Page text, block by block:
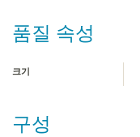
품질 속성
크기
구성